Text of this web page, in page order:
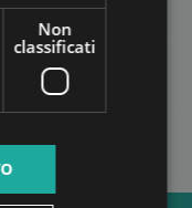
Non
classificati